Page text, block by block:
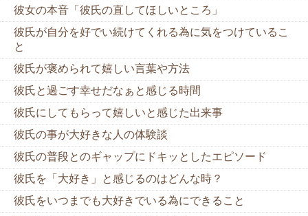
彼女の本音「彼氏の直してほしいところ」
彼氏が自分を好でい続けてくれる為に気をつけているこ
と
彼氏が褒められて嬉しい言葉や方法
彼氏と過ごす幸せだなぁと感じる時間
彼氏にしてもらって嬉しいと感じた出来事
彼氏の事が大好きな人の体験談
彼氏の普段とのギャップにドキッとしたエピソード
彼氏を「大好き」と感じるのはどんな時？
彼氏をいつまでも大好きでいる為にできること